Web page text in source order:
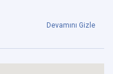
Devamını Gizle